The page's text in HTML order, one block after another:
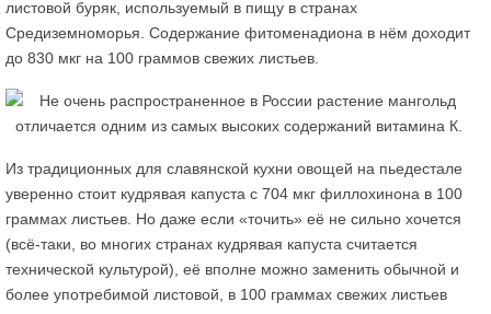
листовой буряк, используемый в пищу в странах
Средиземноморья. Содержание фитоменадиона в нём доходит
до 830 мкг на 100 граммов свежих листьев.
Из традиционных для славянской кухни овощей на пьедестале
уверенно стоит кудрявая капуста с 704 мкг филлохинона в 100
граммах листьев. Но даже если «точить» её не сильно хочется
(всё-таки, во многих странах кудрявая капуста считается
технической культурой), её вполне можно заменить обычной и
более употребимой листовой, в 100 граммах свежих листьев